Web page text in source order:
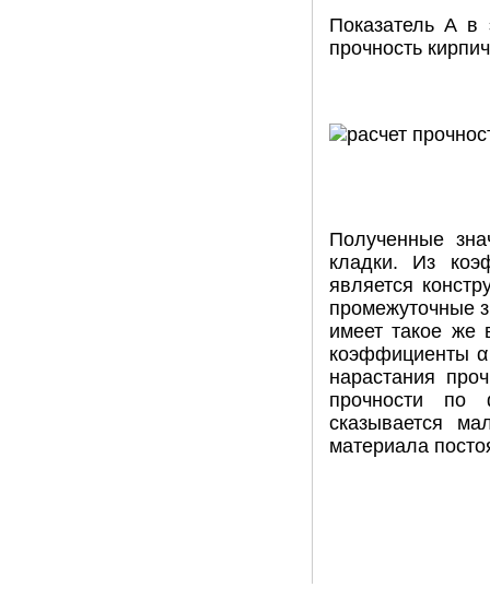
Показатель А в
прочность
Полученные
кладки. Из
является
промежуточные
имеет такое же
коэффициенты
нарастания
прочности по
сказывается
материала